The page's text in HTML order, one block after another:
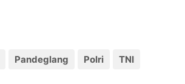
Pandeglang Polri TNI